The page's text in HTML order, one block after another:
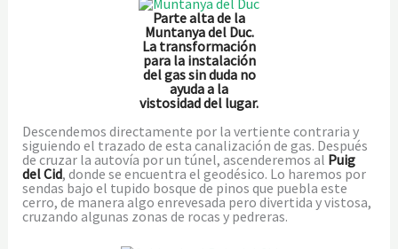
Parte alta de la
Muntanya del Duc.
La transformación
para la instalación
del gas sin duda no
ayuda a la
vistosidad del lugar.
Descendemos directamente por la vertiente contraria y
siguiendo el trazado de esta canalización de gas. Después
de cruzar la autovía por un túnel, ascenderemos al Puig
del Cid, donde se encuentra el geodésico. Lo haremos por
sendas bajo el tupido bosque de pinos que puebla este
cerro, de manera algo enrevesada pero divertida y vistosa,
cruzando algunas zonas de rocas y pedreras.